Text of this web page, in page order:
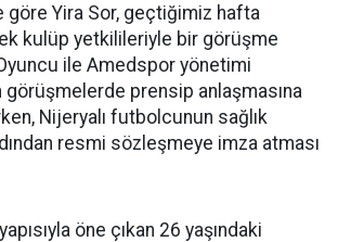
göre Yira Sor, geçtiğimiz hafta
kulüp yetkilileriyle bir görüşme
ile Amedspor yönetimi
görüşmelerde prensip anlaşmasına
Nijeryalı futbolcunun sağlık
resmi sözleşmeye imza atması
öne çıkan 26 yaşındaki